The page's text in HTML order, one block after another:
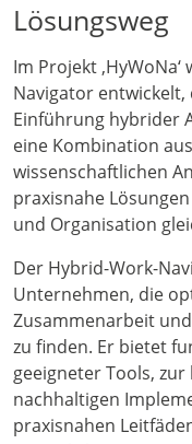
Lösungsweg
Im Projekt
Navigator
Einführung hybrider
eine Kombination
wissenschaftlichen
praxisnahe
und Organisation
Der Hybrid-Work-
Unternehmen, die
Zusammenarbeit
zu finden. Er bietet
geeigneter Tools,
nachhaltigen
praxisnahen